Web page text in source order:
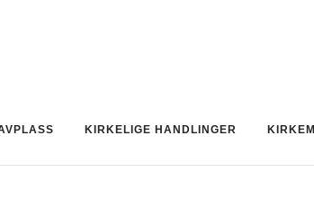
KIRKELIGE HANDLINGER